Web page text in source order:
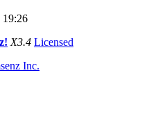
X3.4 Licensed
Inc.